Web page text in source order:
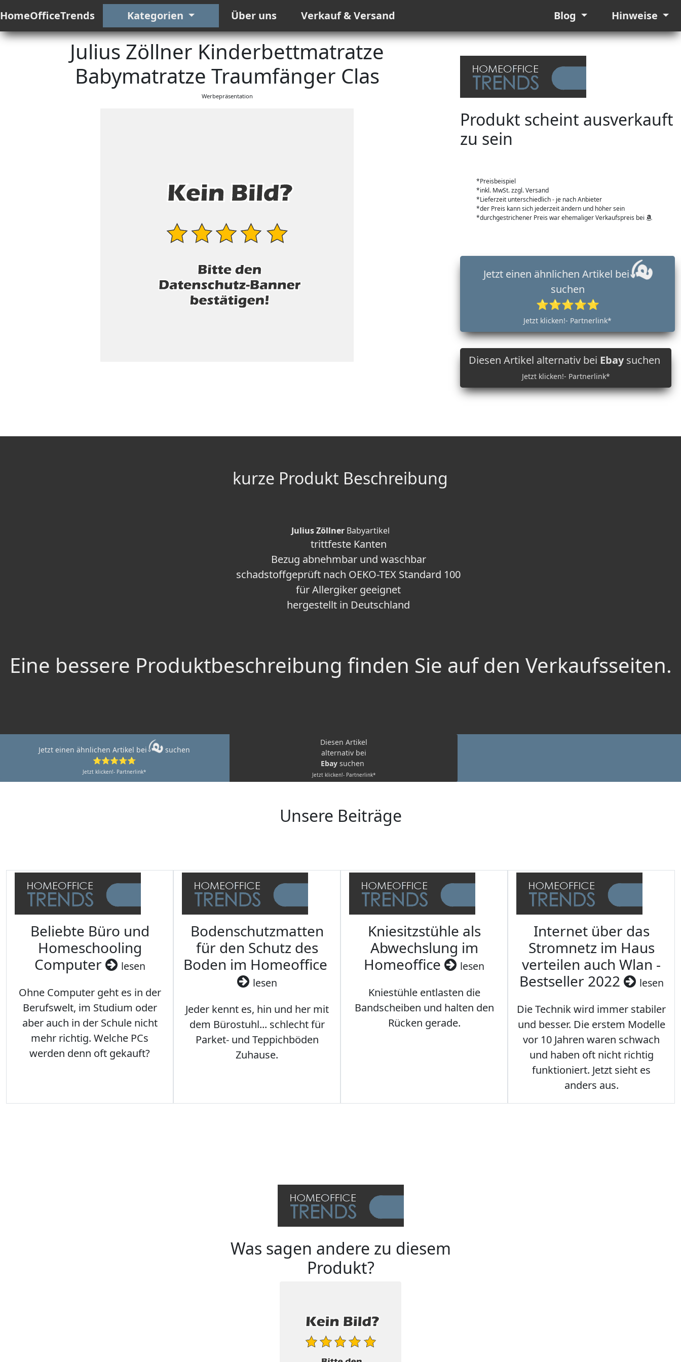
HomeOfficeTrends Kategorien Über uns Verkauf & Versand Blog Hinweise
Julius Zöllner Kinderbettmatratze
Babymatratze Traumfänger Clas
Werbepräsentation
Produkt scheint ausverkauft
zu sein
*Preisbeispiel
*inkl. MwSt. zzgl. Versand
*Lieferzeit unterschiedlich - je nach Anbieter
*der Preis kann sich jederzeit ändern und höher sein
*durchgestrichener Preis war ehemaliger Verkaufspreis bei
Jetzt einen ähnlichen Artikel bei
suchen
⭐⭐⭐⭐⭐
Jetzt klicken!- Partnerlink*
Diesen Artikel alternativ bei Ebaysuchen
Jetzt klicken!- Partnerlink*
kurze Produkt Beschreibung
Julius ZöllnerBabyartikel
trittfeste Kanten
Bezug abnehmbar und waschbar
schadstoffgeprüft nach OEKO-TEX Standard 100
für Allergiker geeignet
hergestellt in Deutschland
Eine bessere Produktbeschreibung finden Sie auf den Verkaufsseiten.
Jetzt einen ähnlichen Artikel bei
suchen
⭐⭐⭐⭐⭐
Jetzt klicken!- Partnerlink*
Diesen Artikel
alternativ bei
Ebay suchen
Jetzt klicken!- Partnerlink*
Unsere Beiträge
Beliebte Büro und
Homeschooling
Computer
lesen
Ohne Computer geht es in der
Berufswelt, im Studium oder
aber auch in der Schule nicht
mehr richtig. Welche PCs
werden denn oft gekauft?
Bodenschutzmatten
für den Schutz des
Boden im Homeoffice
lesen
Jeder kennt es, hin und her mit
dem Bürostuhl... schlecht für
Parket- und Teppichböden
Zuhause.
Kniesitzstühle als
Abwechslung im
Homeoffice
lesen
Kniestühle entlasten die
Bandscheiben und halten den
Rücken gerade.
Internet über das
Stromnetz im Haus
verteilen auch Wlan -
Bestseller 2022
lesen
Die Technik wird immer stabiler
und besser. Die erstem Modelle
vor 10 Jahren waren schwach
und haben oft nicht richtig
funktioniert. Jetzt sieht es
anders aus.
Was sagen andere zu diesem
Produkt?